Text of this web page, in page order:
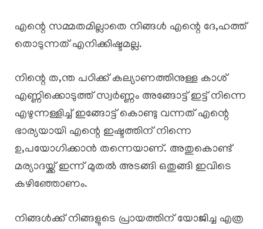
എന്റെ സമ്മതമില്ലാതെ നിങ്ങൾ എന്റെ ദേ,ഹത്ത്
തൊടുന്നത് എനിക്കിഷ്ടമല്ല.
നിന്റെ ത,ന്ത പഠിക്ക് കല്യാണത്തിനുള്ള കാശ്
എണ്ണിക്കൊടുത്ത് സ്വർണ്ണം അങ്ങോട്ട് ഇട്ട് നിന്നെ
എഴുന്നള്ളിച്ച് ഇങ്ങോട്ട് കൊണ്ടു വന്നത് എന്റെ
ഭാര്യയായി എന്റെ ഇഷ്ടത്തിന് നിന്നെ
ഉ,പയോഗിക്കാൻ തന്നെയാണ്. അതുകൊണ്ട്
മര്യാദയ്ക്ക് ഇന്ന് മുതൽ അടങ്ങി ഒതുങ്ങി ഇവിടെ
കഴിഞ്ഞോണം.
നിങ്ങൾക്ക് നിങ്ങളുടെ പ്രായത്തിന് യോജിച്ച എത്ര